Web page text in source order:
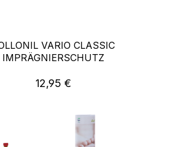
VARIO CLASSIC
IMPRÄGNIERSCHUTZ
Regulärer Preis:
12,95 €